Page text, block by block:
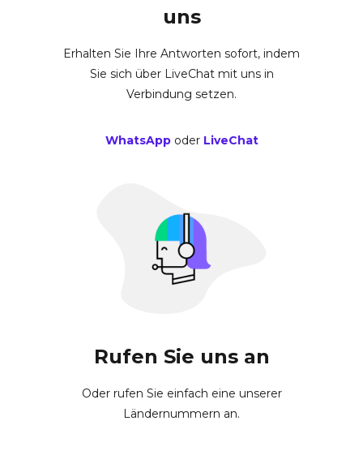
uns
Erhalten Sie Ihre Antworten sofort, indem
Sie sich über LiveChat mit uns in
Verbindung setzen.
WhatsAppoder LiveChat
Rufen Sie uns an
Oder rufen Sie einfach eine unserer
Ländernummern an.